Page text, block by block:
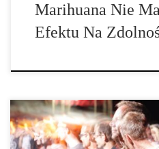
Marihuana Nie
Efektu Na